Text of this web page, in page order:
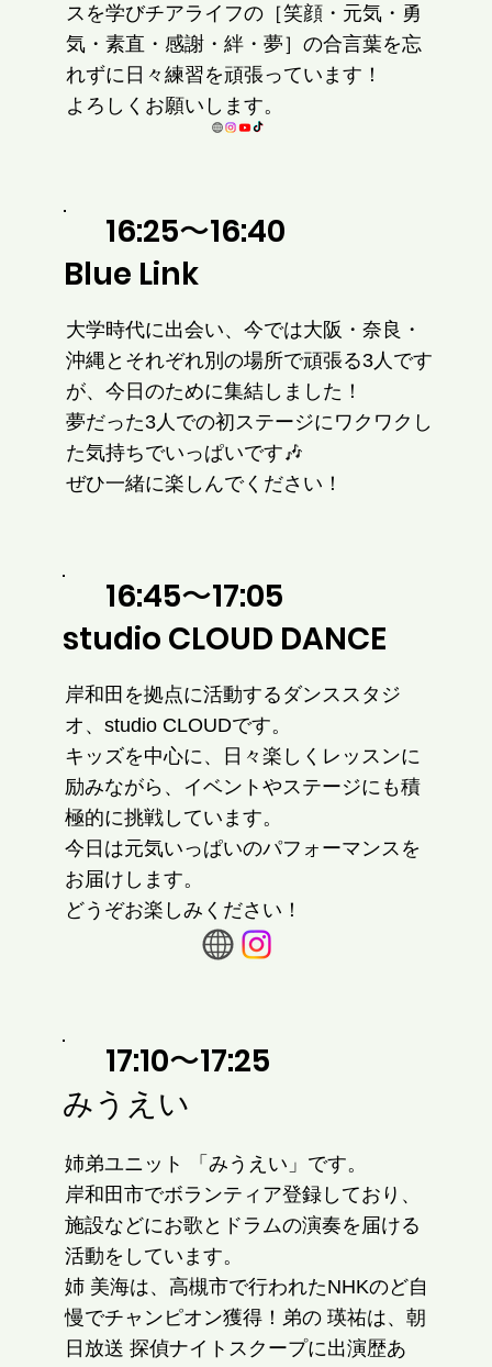
スを学びチアライフの［笑顔・元気・勇
気・素直・感謝・絆・夢］の合言葉を忘
れずに日々練習を頑張っています！
よろしくお願いします。
16:25〜16:40
Blue Link
大学時代に出会い、今では大阪・奈良・
沖縄とそれぞれ別の場所で頑張る3人です
が、今日のために集結しました！
夢だった3人での初ステージにワクワクし
た気持ちでいっぱいです🎶
ぜひ一緒に楽しんでください！
16:45〜17:05
studio CLOUD DANCE
岸和田を拠点に活動するダンススタジ
オ、studio CLOUDです。
キッズを中心に、日々楽しくレッスンに
励みながら、イベントやステージにも積
極的に挑戦しています。
今日は元気いっぱいのパフォーマンスを
お届けします。
どうぞお楽しみください！
17:10〜17:25
みうえい
姉弟ユニット 「みうえい」です。
岸和田市でボランティア登録しており、
施設などにお歌とドラムの演奏を届ける
活動をしています。
姉 美海は、高槻市で行われたNHKのど自
慢でチャンピオン獲得！弟の 瑛祐は、朝
日放送 探偵ナイトスクープに出演歴あ